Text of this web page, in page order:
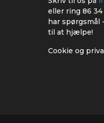
eller ring 86 34
har spørgsmål
til at hjælpe!
Cookie og